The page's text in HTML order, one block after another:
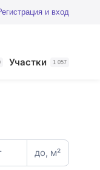
и вход
Участки 1 057
до, м²